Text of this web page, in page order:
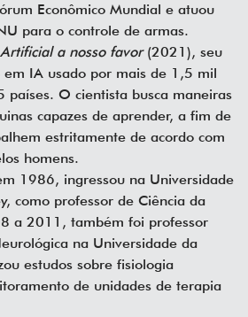
Econômico Mundial e atuou
para o controle de armas.
a nosso favor(2021), seu
IA usado por mais de 1,5 mil
países. O cientista busca maneiras
capazes de aprender, a fim de
estritamente de acordo com
homens.
1986, ingressou na Universidade
como professor de Ciência da
a 2011, também foi professor
na Universidade da
estudos sobre fisiologia
de unidades de terapia